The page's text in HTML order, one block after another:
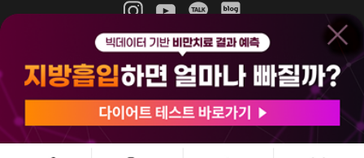
365mc 병·의원 이용약관
홈페이지 이용약관
비급여진료수가
(주)365mcㅣ서울특별시 서초구 서초대로52길 7, 3~4층(서초동, 제일빌딩)
120-87-04354ㅣ김남철
COPYRIGHT(C) 2025 365mc. ALL RIGHTS RESERVED.